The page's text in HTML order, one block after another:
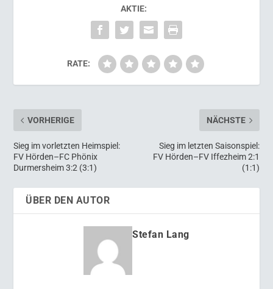
AKTIE:
RATE:
VORHERIGE
Sieg im vorletzten Heimspiel:
FV Hörden–FC Phönix
Durmersheim 3:2 (3:1)
NÄCHSTE
Sieg im letzten Saisonspiel:
FV Hörden–FV Iffezheim 2:1
(1:1)
ÜBER DEN AUTOR
Stefan Lang